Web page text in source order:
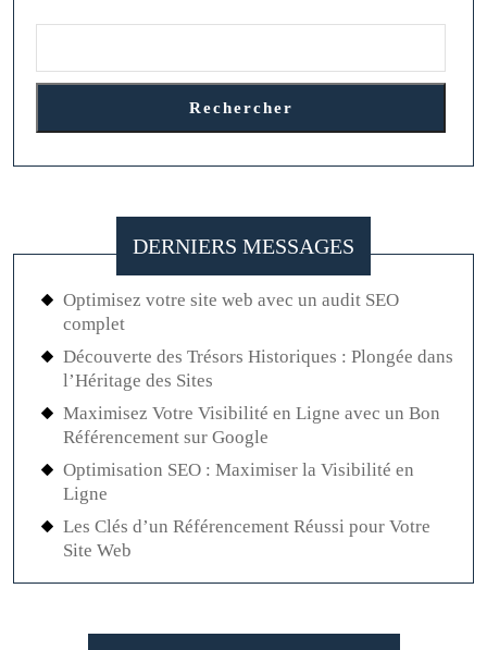
Rechercher
DERNIERS MESSAGES
Optimisez votre site web avec un audit SEO
complet
Découverte des Trésors Historiques : Plongée dans
l’Héritage des Sites
Maximisez Votre Visibilité en Ligne avec un Bon
Référencement sur Google
Optimisation SEO : Maximiser la Visibilité en
Ligne
Les Clés d’un Référencement Réussi pour Votre
Site Web